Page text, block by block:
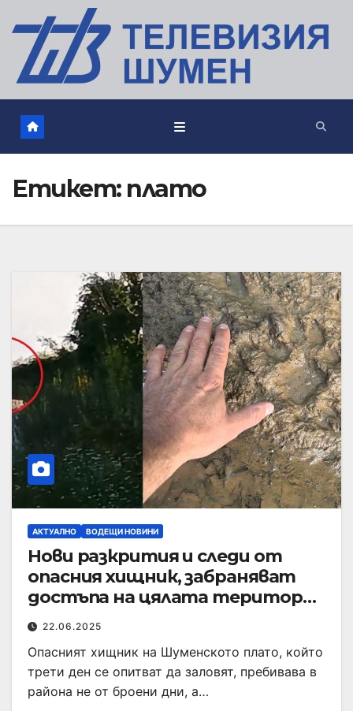
Етикет: плато
АКТУАЛНО ВОДЕЩИ НОВИНИ
Нови разкрития и следи от
опасния хищник, забраняват
достъпа на цялата територия
на платото
22.06.2025
Опасният хищник на Шуменското плато, който
трети ден се опитват да заловят, пребивава в
района не от броени дни, а…